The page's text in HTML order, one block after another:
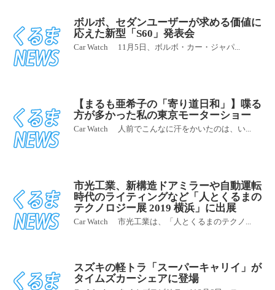
ボルボ、セダンユーザーが求める価値に
応えた新型「S60」発表会
Car Watch 11月5日、ボルボ・カー・ジャパ...
【まるも亜希子の「寄り道日和」】喋る
方が多かった私の東京モーターショー
Car Watch 人前でこんなに汗をかいたのは、い...
市光工業、新構造ドアミラーや自動運転
時代のライティングなど「人とくるまの
テクノロジー展 2019 横浜」に出展
Car Watch 市光工業は、「人とくるまのテクノ...
スズキの軽トラ「スーパーキャリイ」が
タイムズカーシェアに登場